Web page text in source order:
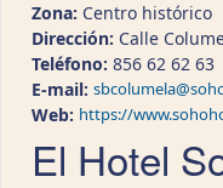
Zona: Centro histórico
Dirección: Calle
Teléfono: 856 62 62 63
E-mail:
Web: https://
El Hotel